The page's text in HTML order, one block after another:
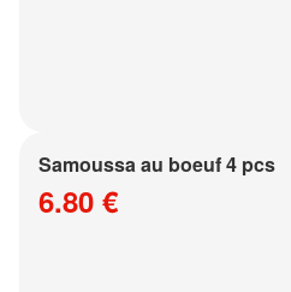
Samoussa au boeuf 4 pcs
6.80 €